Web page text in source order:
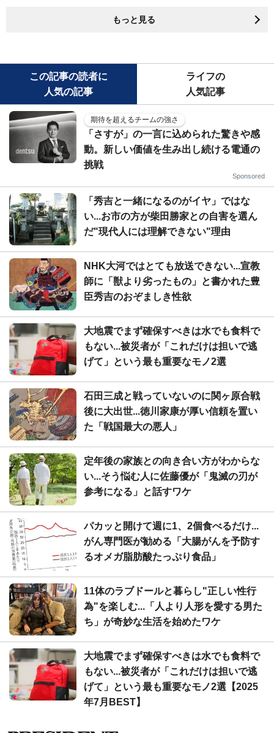
もっと見る
この記事の読者に
人気の記事
ライフの
人気記事
期待を超えるチームの強さ
「さすが」の一言に込められた驚きや感
動。新しい価値を生み出し続ける電通の
挑戦
Sponsored
「秀吉と一緒になるのがイヤ」ではな
い...お市の方が柴田勝家との自害を選ん
だ"現代人には理解できない"理由
NHK大河ではとても放送できない...宣教
師に「獣より劣ったもの」と書かれた豊
臣秀吉のおぞましき性欲
大地震でまず確保すべきは水でも食料で
もない...被災者が「これだけは担いで逃
げて」という最も重要なモノ2選
石田三成と戦っていないのに関ヶ原合戦
後に大出世...徳川家康が厚い信頼を置い
た「戦国最大の悪人」
定年後の家族との向き合い方がわからな
い...そう悩む人に佐藤優が「鬼滅の刃が
参考になる」と話すワケ
パカッと開けて週に1、2個食べるだけ...
がん専門医が勧める「大腸がんを予防す
るオメガ脂肪酸たっぷり食品」
11体のラブドールと暮らし"正しい性行
為"を楽しむ...「人より人形を愛する男た
ち」が奇妙な生活を始めたワケ
大地震でまず確保すべきは水でも食料で
もない...被災者が「これだけは担いで逃
げて」という最も重要なモノ2選【2025
年7月BEST】